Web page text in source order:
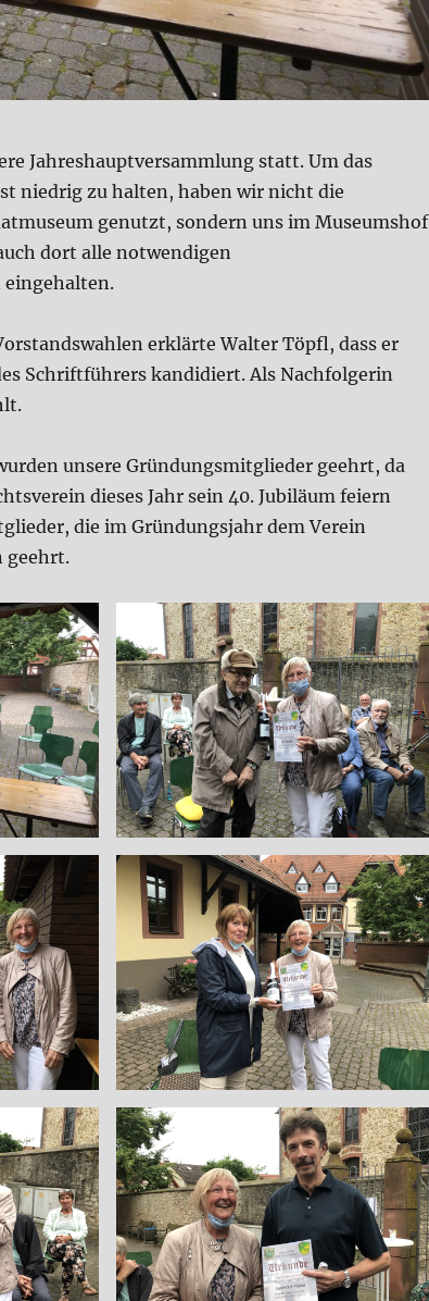
Jahreshauptversammlung statt. Um das
niedrig zu halten, haben wir nicht die
genutzt, sondern uns im Museumshof
dort alle notwendigen
eingehalten.
erklärte Walter Töpfl, dass er
Schriftführers kandidiert. Als Nachfolgerin
unsere Gründungsmitglieder geehrt, da
dieses Jahr sein 40. Jubiläum feiern
die im Gründungsjahr dem Verein
geehrt.